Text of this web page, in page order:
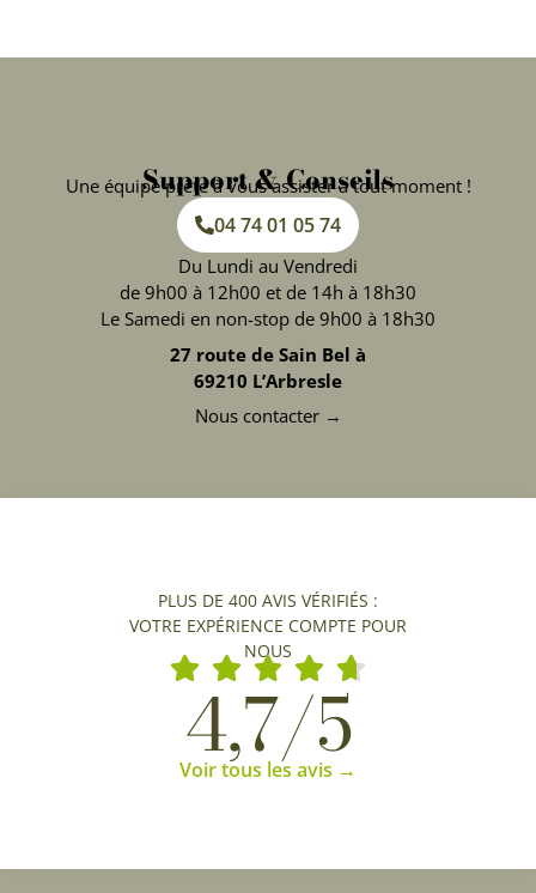
Support & Conseils
Une équipe prête à vous assister à tout moment !
04 74 01 05 74
Du Lundi au Vendredi
de 9h00 à 12h00 et de 14h à 18h30
Le Samedi en non-stop de 9h00 à 18h30
27 route de Sain Bel à
69210 L’Arbresle
Nous contacter →
PLUS DE 400 AVIS VÉRIFIÉS :
VOTRE EXPÉRIENCE COMPTE POUR
NOUS
4,7/5
Voir tous les avis →